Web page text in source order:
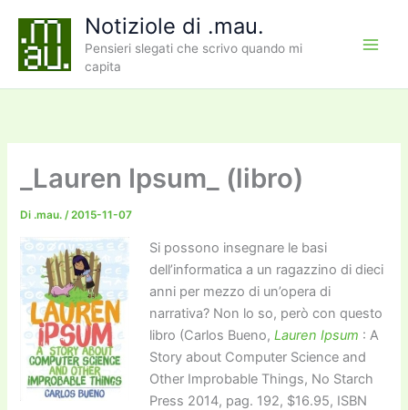
contenuto
Notiziole di .mau.
Pensieri slegati che scrivo quando mi
capita
_Lauren Ipsum_ (libro)
Di .mau./2015-11-07
Si possono insegnare le basi
dell’informatica a un ragazzino di dieci
anni per mezzo di un’opera di
narrativa? Non lo so, però con questo
libro (Carlos Bueno,Lauren Ipsum : A
Story about Computer Science and
Other Improbable Things, No Starch
Press 2014, pag. 192, $16.95, ISBN